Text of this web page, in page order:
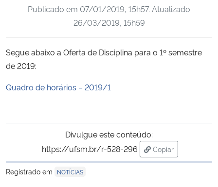
Ministério da Cidadania
Ministério de Minas e Energia
Ministério da Ciência, Tecnologia, Inovações e Comunicações
Ministério do Desenvolvimento Regional
Publicado em 07/01/2019, 15h57. Atualizado
26/03/2019, 15h59
Segue abaixo a Oferta de Disciplina para o 1º semestre
de 2019:
Quadro de horários – 2019/1
Divulgue este conteúdo:
https://ufsm.br/r-528-296
Copiar
para área de
Registrado em
NOTÍCIAS